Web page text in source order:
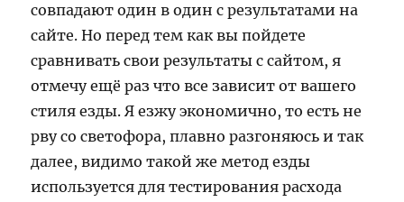
совпадают один в один с результатами на
сайте. Но перед тем как вы пойдете
сравнивать свои результаты с сайтом, я
отмечу ещё раз что все зависит от вашего
стиля езды. Я езжу экономично, то есть не
рву со светофора, плавно разгоняюсь и так
далее, видимо такой же метод езды
используется для тестирования расхода